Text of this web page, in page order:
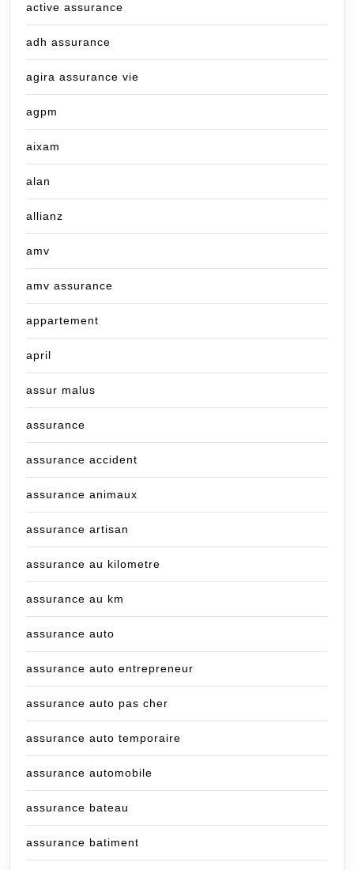
active assurance
adh assurance
agira assurance vie
agpm
aixam
alan
allianz
amv
amv assurance
appartement
april
assur malus
assurance
assurance accident
assurance animaux
assurance artisan
assurance au kilometre
assurance au km
assurance auto
assurance auto entrepreneur
assurance auto pas cher
assurance auto temporaire
assurance automobile
assurance bateau
assurance batiment